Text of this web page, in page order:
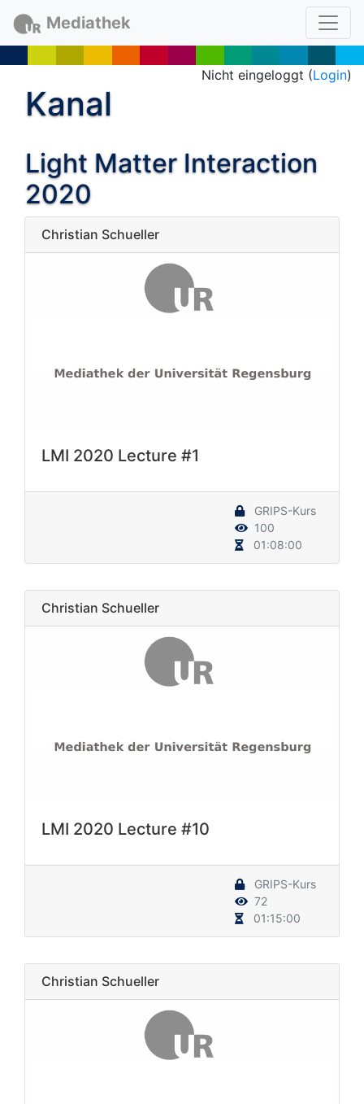
Mediathek
Nicht eingeloggt (Login)
Kanal
Light Matter Interaction
2020
Christian Schueller
LMI 2020 Lecture #1
GRIPS-Kurs
100
01:08:00
Christian Schueller
LMI 2020 Lecture #10
GRIPS-Kurs
72
01:15:00
Christian Schueller